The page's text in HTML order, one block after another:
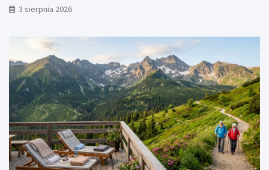
3 sierpnia 2026